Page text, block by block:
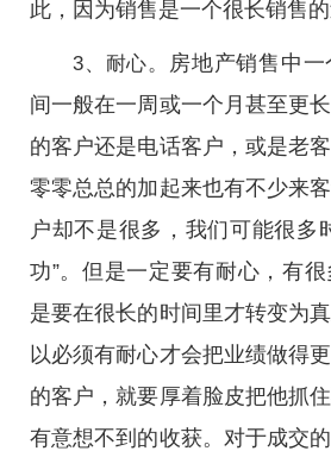
此，因为销售是一个很长销售的
3、耐心。
房地产销售中
间一般在一周或一个月甚至更
的客户还是电话客户，或是老
零零总总的加起来也有不少来
户却不是很多，我们可能很多
功”。但是一定要有耐心，有
是要在很长的时间里才转变为
以必须有耐心才会把业绩做得
的客户，就要厚着脸皮把他抓
有意想不到的收获。对于成交